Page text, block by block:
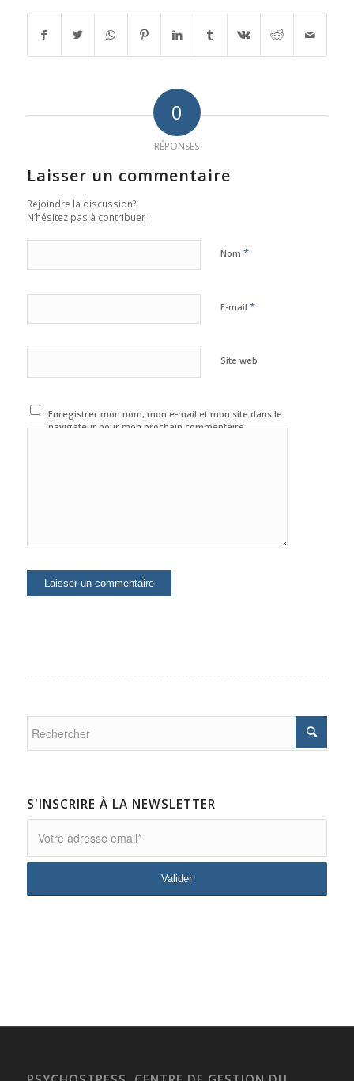
0
RÉPONSES
Laisser un commentaire
Rejoindre la discussion?
N’hésitez pas à contribuer !
Nom *
E-mail *
Site web
Enregistrer mon nom, mon e-mail et mon site dans le
navigateur pour mon prochain commentaire.
S'INSCRIRE À LA NEWSLETTER